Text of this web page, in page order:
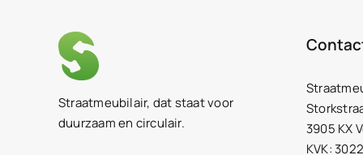
Straatmeubilair, dat staat voor
duurzaam en circulair.
3905 KX
KVK: